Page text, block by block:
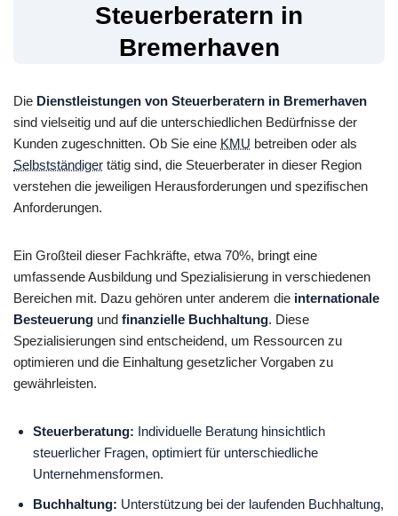
Steuerberatern in
Bremerhaven
Die Dienstleistungen von Steuerberatern in Bremerhaven
sind vielseitig und auf die unterschiedlichen Bedürfnisse der
Kunden zugeschnitten. Ob Sie eine KMU betreiben oder als
Selbstständiger tätig sind, die Steuerberater in dieser Region
verstehen die jeweiligen Herausforderungen und spezifischen
Anforderungen.
Ein Großteil dieser Fachkräfte, etwa 70%, bringt eine
umfassende Ausbildung und Spezialisierung in verschiedenen
Bereichen mit. Dazu gehören unter anderem die internationale
Besteuerung und finanzielle Buchhaltung. Diese
Spezialisierungen sind entscheidend, um Ressourcen zu
optimieren und die Einhaltung gesetzlicher Vorgaben zu
gewährleisten.
Steuerberatung: Individuelle Beratung hinsichtlich
steuerlicher Fragen, optimiert für unterschiedliche
Unternehmensformen.
Buchhaltung: Unterstützung bei der laufenden Buchhaltung,